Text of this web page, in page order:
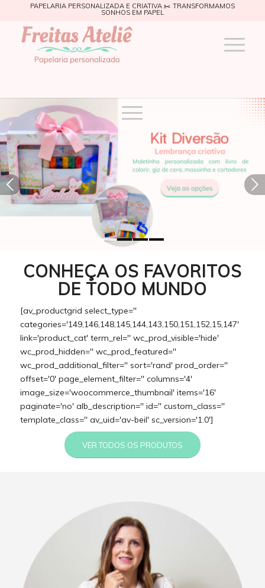
PAPELARIA PERSONALIZADA E CRIATIVA ✂️ TRANSFORMAMOS
SONHOS EM PAPEL
Próximo
CONHEÇA OS FAVORITOS
DE TODO MUNDO
[av_productgrid select_type=''
categories='149,146,148,145,144,143,150,151,152,15,147'
link='product_cat' term_rel='' wc_prod_visible='hide'
wc_prod_hidden='' wc_prod_featured=''
wc_prod_additional_filter='' sort='rand' prod_order=''
offset='0' page_element_filter='' columns='4'
image_size='woocommerce_thumbnail' items='16'
paginate='no' alb_description='' id='' custom_class=''
template_class='' av_uid='av-beil' sc_version='1.0']
VER TODOS OS PRODUTOS